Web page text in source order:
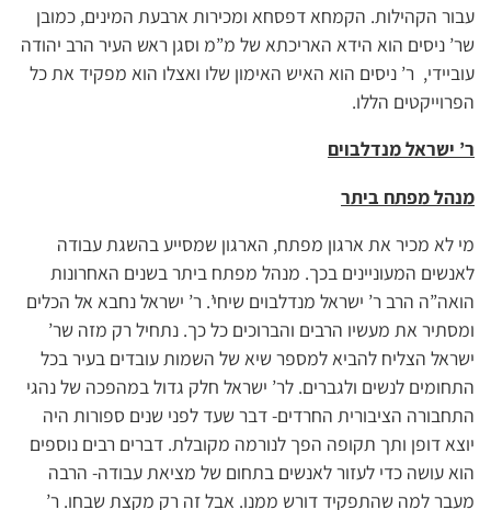
עבור הקהילות. הקמחא דפסחא ומכירות ארבעת המינים, כמובן
שר’ ניסים הוא הידא האריכתא של מ”מ וסגן ראש העיר הרב יהודה
עוביידי, ר’ ניסים הוא האיש האימון שלו ואצלו הוא מפקיד את כל
הפרוייקטים הללו.
ר’ ישראל מנדלבוים
מנהל מפתח ביתר
מי לא מכיר את ארגון מפתח, הארגון שמסייע בהשגת עבודה
לאנשים המעוניינים בכך. מנהל מפתח ביתר בשנים האחרונות
הואה”ה הרב ר’ ישראל מנדלבוים שיחי’. ר’ ישראל נחבא אל הכלים
ומסתיר את מעשיו הרבים והברוכים כל כך. נתחיל רק מזה שר’
ישראל הצליח להביא למספר שיא של השמות עובדים בעיר בכל
התחומים לנשים ולגברים. לר’ ישראל חלק גדול במהפכה של נהגי
התחבורה הציבורית החרדים- דבר שעד לפני שנים ספורות היה
יוצא דופן ותך תקופה הפך לנורמה מקובלת. דברים רבים נוספים
הוא עושה כדי לעזור לאנשים בתחום של מציאת עבודה- הרבה
מעבר למה שהתפקיד דורש ממנו. אבל זה רק מקצת שבחו. ר’